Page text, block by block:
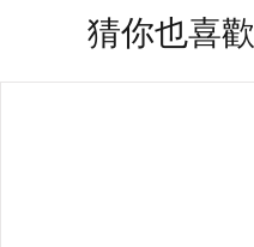
​猜你也喜歡